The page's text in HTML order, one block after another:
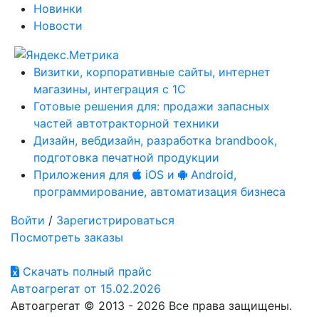
Новинки
Новости
Визитки, корпоративные сайты, интернет
магазины, интеграция с 1С
Готовые решения для: продажи запасных
частей автотракторной техники
Дизайн, вебдизайн, разработка brandbook,
подготовка печатной продукции
Приложения для
iOS и
Android,
программирование, автоматизация бизнеса
Войти / Зарегистрироваться
Посмотреть заказы
Скачать полный прайс
Автоагрегат от 15.02.2026
Автоагрегат © 2013 - 2026 Все права защищены.